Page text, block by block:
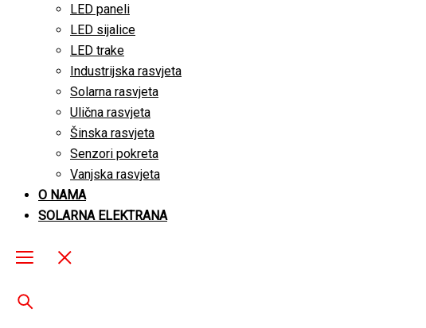
LED paneli
LED sijalice
LED trake
Industrijska rasvjeta
Solarna rasvjeta
Ulična rasvjeta
Šinska rasvjeta
Senzori pokreta
Vanjska rasvjeta
O NAMA
SOLARNA ELEKTRANA